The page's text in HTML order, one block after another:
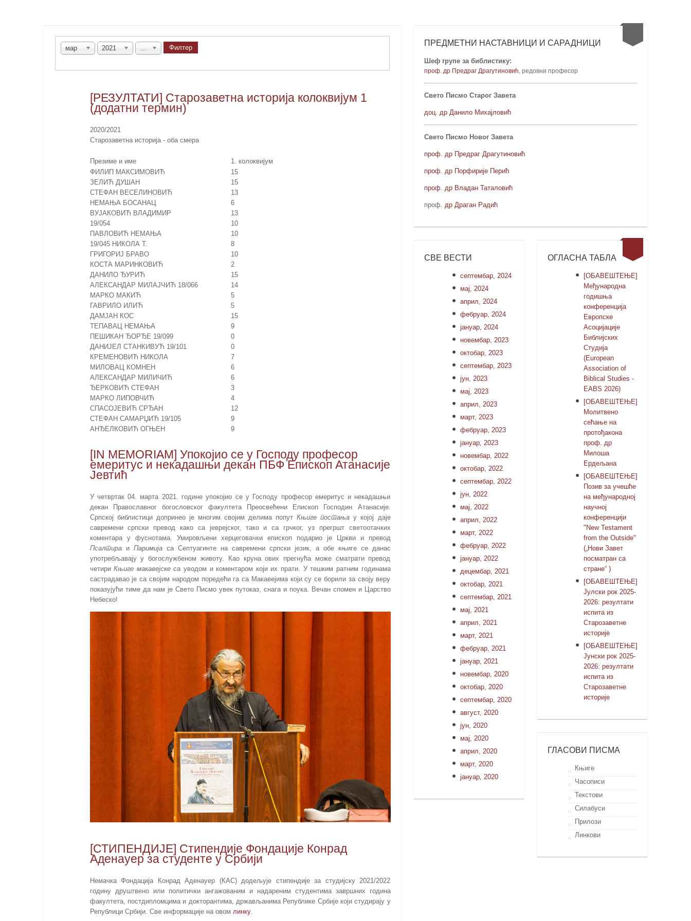
мар 2021 Филтер
[РЕЗУЛТАТИ] Старозаветна историја колоквијум 1
(додатни термин)
2020/2021
Старозаветна историја - оба смера
Презиме и име
1. колоквијум
ФИЛИП МАКСИМОВИЋ
15
ЗЕЛИЋ ДУШАН
15
СТЕФАН ВЕСЕЛИНОВИЋ
13
НЕМАЊА БОСАНАЦ
6
ВУЈАКОВИЋ ВЛАДИМИР
13
19/054
10
ПАВЛОВИЋ НЕМАЊА
10
19/045 НИКОЛА Т.
8
ГРИГОРИЈ БРАВО
10
КОСТА МАРИНКОВИЋ
2
ДАНИЛО ЂУРИЋ
15
АЛЕКСАНДАР МИЛАЈЧИЋ 18/066
14
МАРКО МАКИЋ
5
ГАВРИЛО ИЛИЋ
5
ДАМЈАН КОС
15
ТЕПАВАЦ НЕМАЊА
9
ПЕШИКАН ЂОРЂЕ 19/099
0
ДАНИЈЕЛ СТАНКИВУЋ 19/101
0
КРЕМЕНОВИЋ НИКОЛА
7
МИЛОВАЦ КОМНЕН
6
АЛЕКСАНДАР МИЛИЧИЋ
6
ЂЕРКОВИЋ СТЕФАН
3
МАРКО ЛИПОВЧИЋ
4
СПАСОЈЕВИЋ СРЂАН
12
СТЕФАН САМАРЏИЋ 19/105
9
АНЂЕЛКОВИЋ ОГЊЕН
9
[IN MEMORIAM] Упокојио се у Господу професор
емеритус и некадашњи декан ПБФ Епископ Атанасије
Јевтић
У четвртак 04. марта 2021. године упокојио се у Господу професор емеритус и некадашњи
декан Православног богословског факултета Преосвећени Епископ Господин Атанасије.
Српској библистици допринео је многим својим делима попутКњиге постања у којој даје
савремени српски превод како са јеврејског, тако и са грчког, уз прегршт светоотачких
коментара у фуснотама. Умировљени херцеговачки епископ подарио је Цркви и превод
Псалтираи Паримијаса Септуагинте на савремени српски језик, а обе књиге се данас
употребљавају у богослужбеном животу. Као круна ових прегнућа може сматрати превод
четириКњиге макавејскеса уводом и коментаром који их прати. У тешким ратним годинама
састрадавао је са својим народом поредећи га са Макавејима који су се борили за своју веру
показујући тиме да нам је Свето Писмо увек путоказ, снага и поука. Вечан спомен и Царство
Небеско!
[СТИПЕНДИЈЕ] Стипендије Фондације Конрад
Аденауер за студенте у Србији
Немачка Фондација Конрад Аденауер (КАС) додељује стипендије за студијску 2021/2022
годину друштвено или политички ангажованим и надареним студентима завршних година
факултета, постдипломцима и докторантима, држављанима Републике Србије који студирају у
Републици Србији. Све информације на овом линку.
ПРЕДМЕТНИ НАСТАВНИЦИ И САРАДНИЦИ
Шеф групе за библистику:
проф. др Предраг Драгутиновић , редовни професор
Свето Писмо Старог Завета
доц. др Данило Михајловић
Свето Писмо Новог Завета
проф. др Предраг Драгутиновић
проф. др Порфирије Перић
проф. др Владан Таталовић
проф . др Драган Радић
СВЕ ВЕСТИ
септембар, 2024
мај, 2024
април, 2024
фебруар, 2024
јануар, 2024
новембар, 2023
октобар, 2023
септембар, 2023
јун, 2023
мај, 2023
април, 2023
март, 2023
фебруар, 2023
јануар, 2023
новембар, 2022
октобар, 2022
септембар, 2022
јун, 2022
мај, 2022
април, 2022
март, 2022
фебруар, 2022
јануар, 2022
децембар, 2021
октобар, 2021
септембар, 2021
мај, 2021
април, 2021
март, 2021
фебруар, 2021
јануар, 2021
новембар, 2020
октобар, 2020
септембар, 2020
август, 2020
јун, 2020
мај, 2020
април, 2020
март, 2020
јануар, 2020
ОГЛАСНА ТАБЛА
[ОБАВЕШТЕЊЕ]
Међународна
годишња
конференција
Европске
Асоцијације
Библијских
Студија
(European
Association of
Biblical Studies -
EABS 2026)
[ОБАВЕШТЕЊЕ]
Молитвено
сећање на
протођакона
проф. др
Милоша
Ердељана
[ОБАВЕШТЕЊЕ]
Позив за учешће
на међународној
научној
конференцији
"New Testament
from the Outside"
(„Нови Завет
посматран са
стране“ )
[ОБАВЕШТЕЊЕ]
Јулски рок 2025-
2026: резултати
испита из
Старозаветне
историје
[ОБАВЕШТЕЊЕ]
Јунски рок 2025-
2026: резултати
испита из
Старозаветне
историје
ГЛАСОВИ ПИСМА
Књиге
Часописи
Текстови
Силабуси
Прилози
Линкови